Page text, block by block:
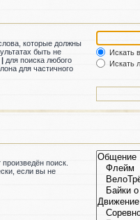
которые должны
быть не
| для поиска любого
для частичного
Искать
Искать
поиск.
если вы не